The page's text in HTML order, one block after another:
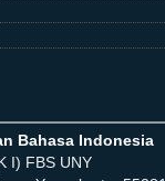
Bahasa Indonesia
I) FBS UNY